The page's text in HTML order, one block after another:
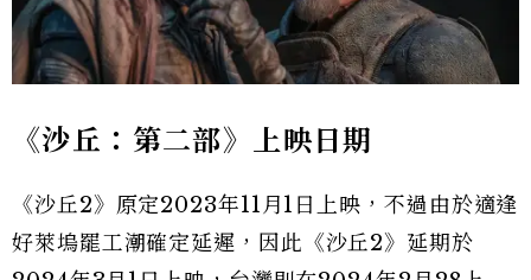
《沙丘：第二部》上映日期
《沙丘2》原定2023年11月1日上映，不過由於適逢
好萊塢罷工潮確定延遲，因此《沙丘2》延期於